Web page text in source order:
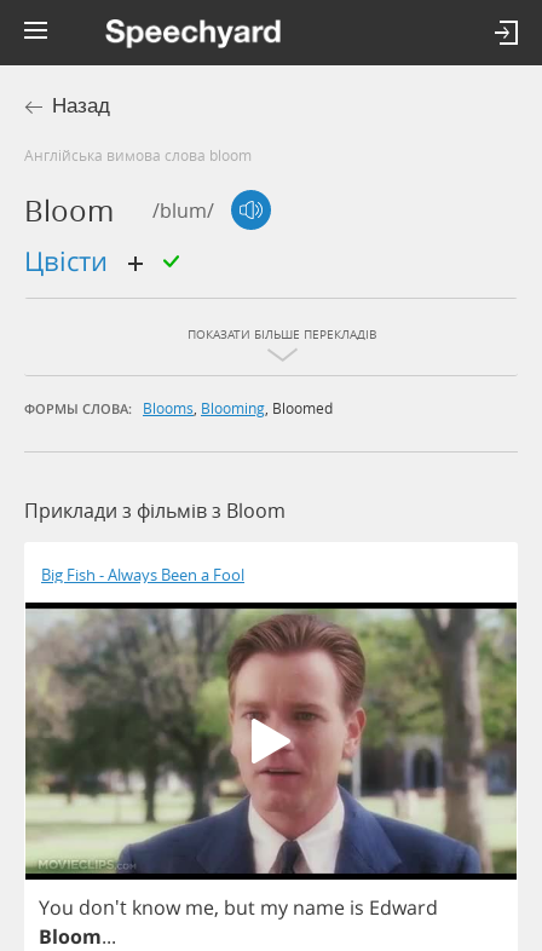
Назад
Англійська вимова слова bloom
Bloom /blum/
цвісти
ПОКАЗАТИ БІЛЬШЕ ПЕРЕКЛАДІВ
ФОРМЫ СЛОВА: Blooms, Blooming, Bloomed
Приклади з фільмів з Bloom
Big Fish - Always Been a Fool
You don't know me, but my name is Edward
Bloom...